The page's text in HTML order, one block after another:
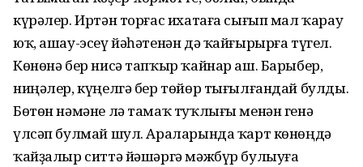
күрәлер. Иртән торғас ихатаға сығып мал ҡарау
юҡ, ашау-эсеү йәһәтенән дә ҡайғырырға түгел.
Көнөнә бер нисә тапҡыр ҡайнар аш. Барыбер,
ниңәлер, күңелгә бер төйөр тығылғандай булды.
Бөтөн нәмәне лә тамаҡ туҡлығы менән генә
үлсәп булмай шул. Араларында ҡарт көнөңдә
ҡайҙалыр ситтә йәшәргә мәжбүр булыуға